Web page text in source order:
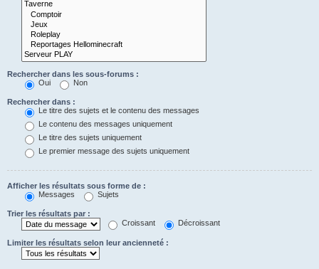
Rechercher dans les sous-forums :
Oui
Non
Rechercher dans :
Le titre des sujets et le contenu des messages
Le contenu des messages uniquement
Le titre des sujets uniquement
Le premier message des sujets uniquement
Afficher les résultats sous forme de :
Messages
Sujets
Trier les résultats par :
Croissant
Décroissant
Limiter les résultats selon leur ancienneté :